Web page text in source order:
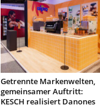
Getrennte Markenwelten,
gemeinsamer Auftritt:
KESCH realisiert Danones